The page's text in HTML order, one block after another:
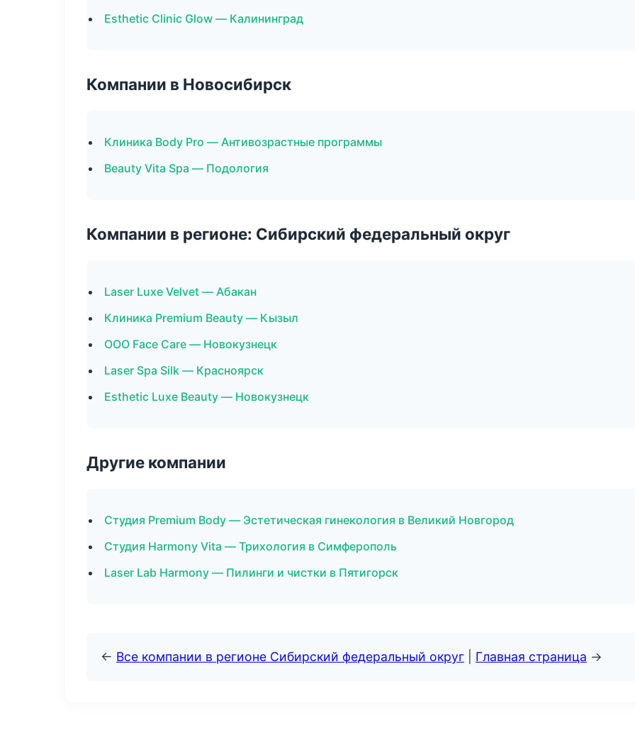
Esthetic Clinic Glow — Калининград
Компании в Новосибирск
Клиника Body Pro — Антивозрастные программы
Beauty Vita Spa — Подология
Компании в регионе: Сибирский федеральный округ
Laser Luxe Velvet — Абакан
Клиника Premium Beauty — Кызыл
ООО Face Care — Новокузнецк
Laser Spa Silk — Красноярск
Esthetic Luxe Beauty — Новокузнецк
Другие компании
Студия Premium Body — Эстетическая гинекология в Великий Новгород
Студия Harmony Vita — Трихология в Симферополь
Laser Lab Harmony — Пилинги и чистки в Пятигорск
← Все компании в регионе Сибирский федеральный округ Главная страница →